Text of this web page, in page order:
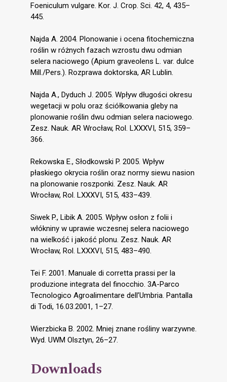
Foeniculum vulgare. Kor. J. Crop. Sci. 42, 4, 435–
445.
Najda A. 2004. Plonowanie i ocena fitochemiczna
roślin w różnych fazach wzrostu dwu odmian
selera naciowego (Apium graveolens L. var. dulce
Mill./Pers.). Rozprawa doktorska, AR Lublin.
Najda A., Dyduch J. 2005. Wpływ długości okresu
wegetacji w polu oraz ściółkowania gleby na
plonowanie roślin dwu odmian selera naciowego.
Zesz. Nauk. AR Wrocław, Rol. LXXXVI, 515, 359–
366.
Rekowska E., Słodkowski P. 2005. Wpływ
płaskiego okrycia roślin oraz normy siewu nasion
na plonowanie roszponki. Zesz. Nauk. AR
Wrocław, Rol. LXXXVI, 515, 433–439.
Siwek P., Libik A. 2005. Wpływ osłon z folii i
włókniny w uprawie wczesnej selera naciowego
na wielkość i jakość plonu. Zesz. Nauk. AR
Wrocław, Rol. LXXXVI, 515, 483–490.
Tei F. 2001. Manuale di corretta prassi per la
produzione integrata del finocchio. 3A-Parco
Tecnologico Agroalimentare dell’Umbria. Pantalla
di Todi, 16.03.2001, 1–27.
Wierzbicka B. 2002. Mniej znane rośliny warzywne.
Wyd. UWM Olsztyn, 26–27.
Downloads